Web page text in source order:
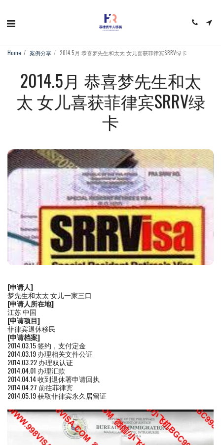
Home 案例分享 2014.5月 恭喜梦先生和太太 女儿喜获菲律宾SRRV绿卡
2014.5月 恭喜梦先生和太
太 女儿喜获菲律宾SRRV绿
卡
[申请人]
梦先生和太太 女儿一家三口
[申请人所在地]
江苏 中国
[申请项目]
菲律宾退休移民
[申请档案]
2014.03.15 签约，支付定金
2014.03.19 办理相关文件公证
2014.03.22 办理双认证
2014.04.01 办理汇款
2014.04.14 收到退休署申请回执
2014.04.27 前往菲律宾
2014.05.19 获取菲律宾永久居留证